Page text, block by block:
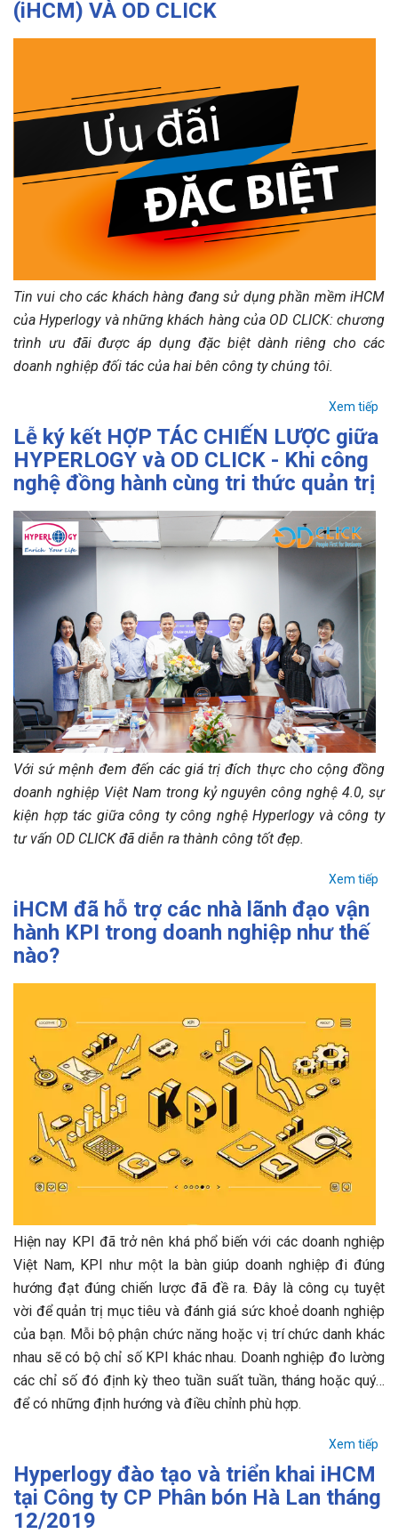
(iHCM) VÀ OD CLICK
Tin vui cho các khách hàng đang sử dụng phần mềm iHCM
của Hyperlogy và những khách hàng của OD CLICK: chương
trình ưu đãi được áp dụng đặc biệt dành riêng cho các
doanh nghiệp đối tác của hai bên công ty chúng tôi.
Xem tiếp
Lễ ký kết HỢP TÁC CHIẾN LƯỢC giữa
HYPERLOGY và OD CLICK - Khi công
nghệ đồng hành cùng tri thức quản trị
Với sứ mệnh đem đến các giá trị đích thực cho cộng đồng
doanh nghiệp Việt Nam trong kỷ nguyên công nghệ 4.0, sự
kiện hợp tác giữa công ty công nghệ Hyperlogy và công ty
tư vấn OD CLICK đã diễn ra thành công tốt đẹp.
Xem tiếp
iHCM đã hỗ trợ các nhà lãnh đạo vận
hành KPI trong doanh nghiệp như thế
nào?
Hiện nay KPI đã trở nên khá phổ biến với các doanh nghiệp
Việt Nam, KPI như một la bàn giúp doanh nghiệp đi đúng
hướng đạt đúng chiến lược đã đề ra. Đây là công cụ tuyệt
vời để quản trị mục tiêu và đánh giá sức khoẻ doanh nghiệp
của bạn. Mỗi bộ phận chức năng hoặc vị trí chức danh khác
nhau sẽ có bộ chỉ số KPI khác nhau. Doanh nghiệp đo lường
các chỉ số đó định kỳ theo tuần suất tuần, tháng hoặc quý…
để có những định hướng và điều chỉnh phù hợp.
Xem tiếp
Hyperlogy đào tạo và triển khai iHCM
tại Công ty CP Phân bón Hà Lan tháng
12/2019